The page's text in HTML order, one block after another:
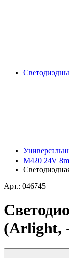
M420 24V
Арт.: 046745
(Arlight,